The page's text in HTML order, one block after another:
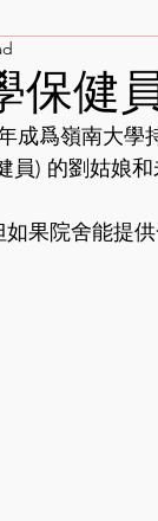
保健
成爲嶺南大學
員) 的劉姑娘
果院舍能提